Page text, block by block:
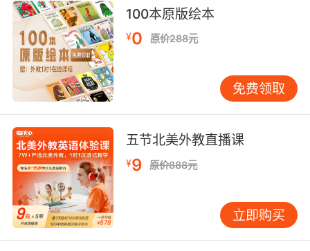
家庭情景不像是考试的时候用到的英语，经常使
用那么就会很利于幼儿和家长重复加深印象，也
可以提高孩子学习英语的效率。
宝宝学英语早教什么时候开始不晚？
当然越早开始学习越好，3~6岁是孩子语言发展
的黄金年龄阶段，那么家长们最好是抓住时期让
孩子接受英语启蒙教育。这样对于他们英语思维
的建立也是很有帮助的，同时也可以使得他们的
听说能力得到有效的提升。
100本原版绘本
¥0 原价288元
免费领取
五节北美外教直播课
¥9 原价888元
立即购买